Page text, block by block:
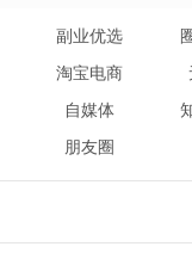
副业优选
淘宝电商
自媒体
朋友圈